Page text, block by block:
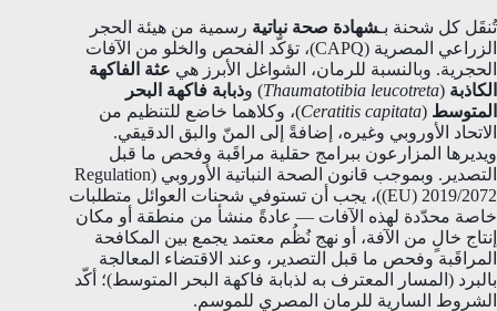
تُنقَل كل شحنة بـشهادة صحة نباتية رسمية من هيئة الحجر
الزراعي المصرية (CAPQ)، تؤكّد الفحص والخلو من الآفات
الحجرية. وبالنسبة للرمان، الشواغل الأبرز هي عثة الفاكهة
الكاذبة (
Thaumatotibia leucotreta) وذبابة فاكهة البحر
المتوسط (
Ceratitis capitata)، وكلاهما خاضع للتنظيم من
الاتحاد الأوروبي وغيره، إضافةً إلى المنّ والبق الدقيقي.
ويديرها المزارعون ببرامج حقلية مراقَبة وفحص ما قبل
التصدير. وبموجب قانون الصحة النباتية الأوروبي (Regulation
(EU) 2019/2072)، يجب أن تستوفي شحنات العوائل متطلبات
خاصة محدّدة لهذه الآفات — عادةً منشأ من منطقة أو مكان
إنتاج خالٍ من الآفة، أو نهج نُظُم معتمد يجمع بين المكافحة
المراقَبة وفحص ما قبل التصدير، وعند الاقتضاء المعالجة
بالبرد (المسار المعترف به لذبابة فاكهة البحر المتوسط)؛ أكّد
الشروط السارية للرمان المصري للموسم.